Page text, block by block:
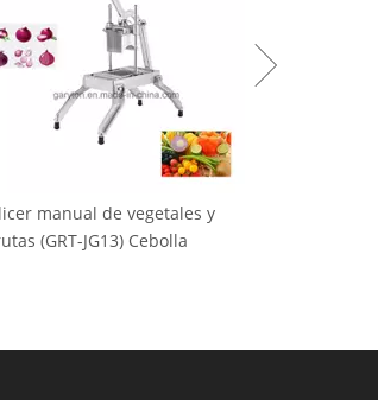
Máquina de hielo comercial de
nieve (GRT-SZB-20) AC220